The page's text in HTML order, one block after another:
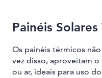
Painéis
Os painéis térmicos
vez disso, aproveitam
ou ar, ideais para uso